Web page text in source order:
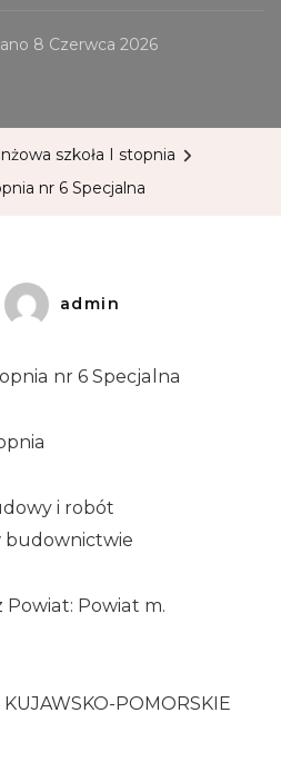
8 Czerwca 2026
szkoła I stopnia
nr 6 Specjalna
admin
nr 6 Specjalna
i robót
budownictwie
Powiat: Powiat m.
POMORSKIE